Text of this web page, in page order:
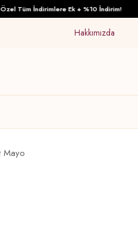
Tüm İndirimlere Ek + %10 İndirim!
Hakkımızda
Mayo